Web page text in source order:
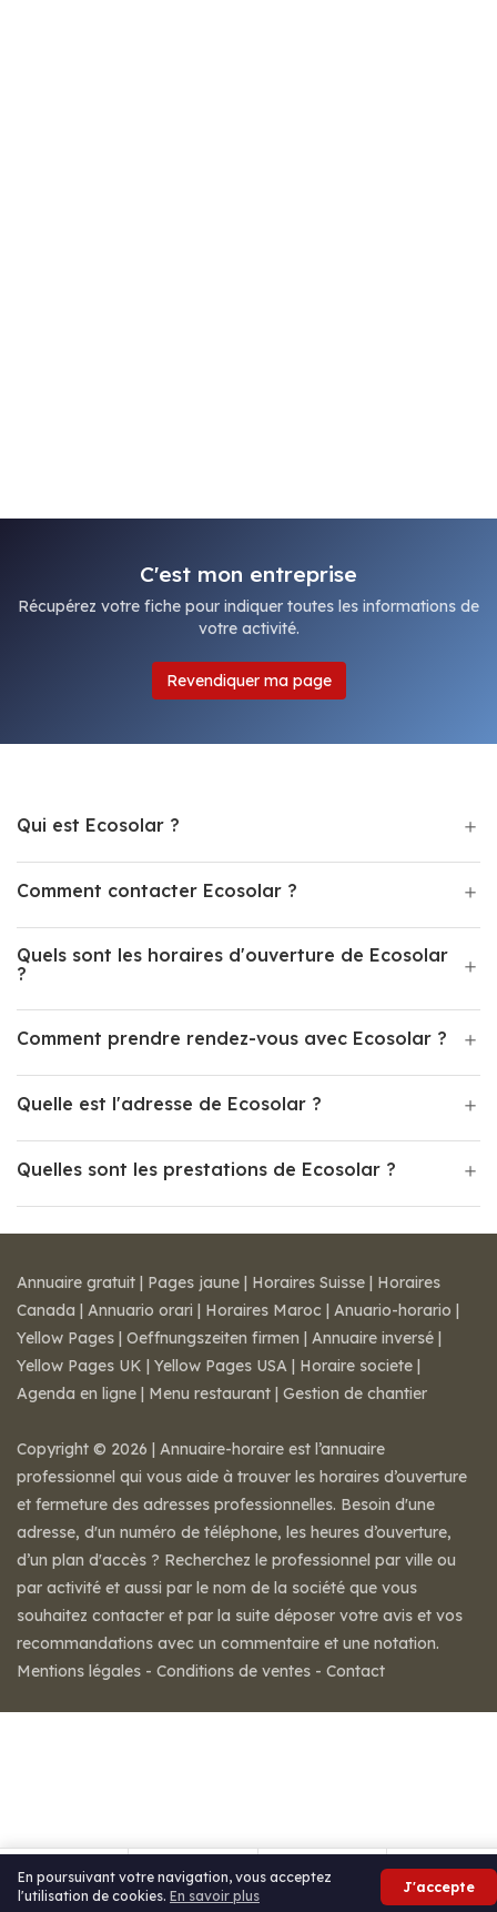
Itinéraire Avis
C'est mon entreprise
Récupérez votre fiche pour indiquer toutes les informations de
votre activité.
Revendiquer ma page
Qui est Ecosolar ?
Comment contacter Ecosolar ?
Quels sont les horaires d'ouverture de Ecosolar
?
Comment prendre rendez-vous avec Ecosolar ?
Quelle est l'adresse de Ecosolar ?
Quelles sont les prestations de Ecosolar ?
En poursuivant votre navigation, vous acceptez
l'utilisation de cookies. En savoir plus
J'accepte
Annuaire gratuit | Pages jaune | Horaires Suisse | Horaires
Canada | Annuario orari | Horaires Maroc | Anuario-horario |
Yellow Pages | Oeffnungszeiten firmen | Annuaire inversé |
Yellow Pages UK | Yellow Pages USA | Horaire societe |
Agenda en ligne | Menu restaurant | Gestion de chantier
Copyright © 2026 | Annuaire-horaire est l’annuaire
professionnel qui vous aide à trouver les horaires d’ouverture
et fermeture des adresses professionnelles. Besoin d'une
adresse, d'un numéro de téléphone, les heures d’ouverture,
d’un plan d'accès ? Recherchez le professionnel par ville ou
par activité et aussi par le nom de la société que vous
souhaitez contacter et par la suite déposer votre avis et vos
recommandations avec un commentaire et une notation.
Mentions légales - Conditions de ventes - Contact